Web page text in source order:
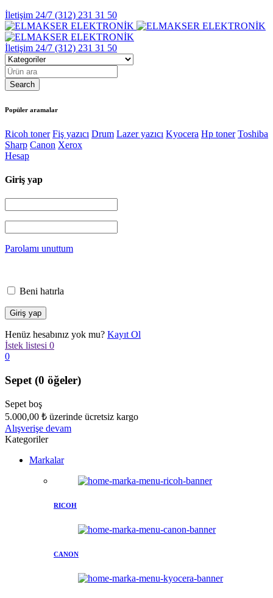
İletişim 24/7 (312) 231 31 50
İletişim 24/7 (312) 231 31 50
Popüler aramalar
Ricoh toner Fiş yazıcı Drum Lazer yazıcı Kyocera Hp toner Toshiba
Sharp Canon Xerox
Hesap
Giriş yap
Parolamı unuttum
Beni hatırla
Henüz hesabınız yok mu? Kayıt Ol
İstek listesi 0
0
Sepet (0 öğeler)
Sepet boş
5.000,00 ₺ üzerinde ücretsiz kargo
Alışverişe devam
Kategoriler
Markalar
RICOH
CANON